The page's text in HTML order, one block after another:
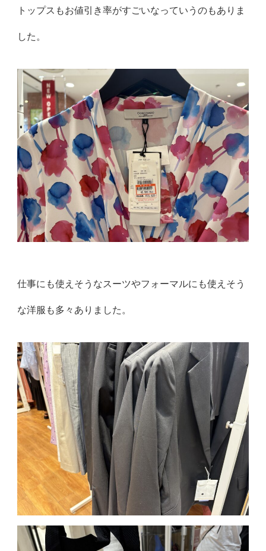
トップスもお値引き率がすごいなっていうのもありま
した。
仕事にも使えそうなスーツやフォーマルにも使えそう
な洋服も多々ありました。